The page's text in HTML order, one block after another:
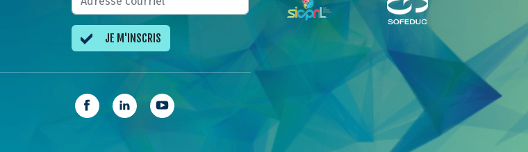
JE M'INSCRIS